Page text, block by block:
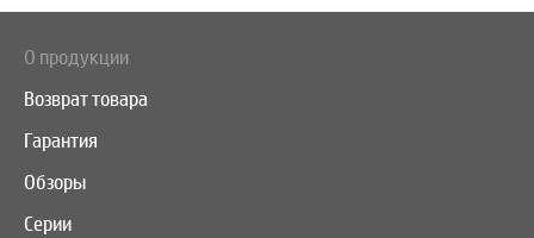
О продукции
Возврат товара
Гарантия
Обзоры
Серии